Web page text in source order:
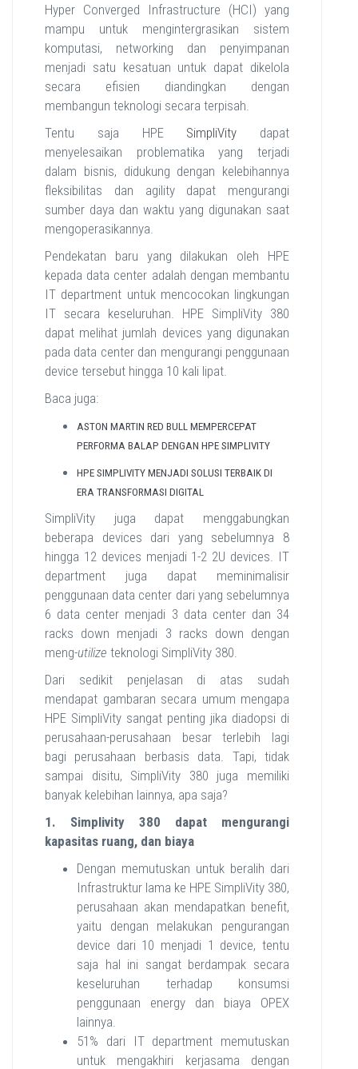
Hyper Converged Infrastructure (HCI) yang
mampu untuk mengintergrasikan sistem
komputasi, networking dan penyimpanan
menjadi satu kesatuan untuk dapat dikelola
secara efisien diandingkan dengan
membangun teknologi secara terpisah.
Tentu saja HPE SimpliVity dapat
menyelesaikan problematika yang terjadi
dalam bisnis, didukung dengan kelebihannya
fleksibilitas dan agility dapat mengurangi
sumber daya dan waktu yang digunakan saat
mengoperasikannya.
Pendekatan baru yang dilakukan oleh HPE
kepada data center adalah dengan membantu
IT department untuk mencocokan lingkungan
IT secara keseluruhan. HPE SimpliVity 380
dapat melihat jumlah devices yang digunakan
pada data center dan mengurangi penggunaan
device tersebut hingga 10 kali lipat.
Baca juga:
ASTON MARTIN RED BULL MEMPERCEPAT
PERFORMA BALAP DENGAN HPE SIMPLIVITY
HPE SIMPLIVITY MENJADI SOLUSI TERBAIK DI
ERA TRANSFORMASI DIGITAL
SimpliVity juga dapat menggabungkan
beberapa devices dari yang sebelumnya 8
hingga 12 devices menjadi 1-2 2U devices. IT
department juga dapat meminimalisir
penggunaan data center dari yang sebelumnya
6 data center menjadi 3 data center dan 34
racks down menjadi 3 racks down dengan
meng-utilize teknologi SimpliVity 380.
Dari sedikit penjelasan di atas sudah
mendapat gambaran secara umum mengapa
HPE SimpliVity sangat penting jika diadopsi di
perusahaan-perusahaan besar terlebih lagi
bagi perusahaan berbasis data. Tapi, tidak
sampai disitu, SimpliVity 380 juga memiliki
banyak kelebihan lainnya, apa saja?
1. Simplivity 380 dapat mengurangi
kapasitas ruang, dan biaya
Dengan memutuskan untuk beralih dari
Infrastruktur lama ke HPE SimpliVity 380,
perusahaan akan mendapatkan benefit,
yaitu dengan melakukan pengurangan
device dari 10 menjadi 1 device, tentu
saja hal ini sangat berdampak secara
keseluruhan terhadap konsumsi
penggunaan energy dan biaya OPEX
lainnya.
51% dari IT department memutuskan
untuk mengakhiri kerjasama dengan